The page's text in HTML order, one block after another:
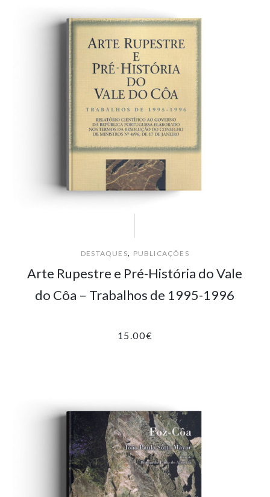
DESTAQUES, PUBLICAÇÕES
Arte Rupestre e Pré-História do Vale
do Côa – Trabalhos de 1995-1996
15.00€